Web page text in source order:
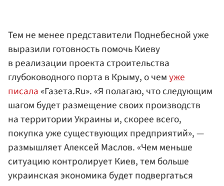
Тем не менее представители Поднебесной уже
выразили готовность помочь Киеву
в реализации проекта строительства
глубоководного порта в Крыму, о чемуже
писала«Газета.Ru». «Я полагаю, что следующим
шагом будет размещение своих производств
на территории Украины и, скорее всего,
покупка уже существующих предприятий», —
размышляет Алексей Маслов. «Чем меньше
ситуацию контролирует Киев, тем больше
украинская экономика будет подвергаться